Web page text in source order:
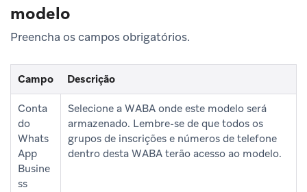
modelo
Preencha os campos obrigatórios.
Campo Descrição
Conta
do
Whats
App
Busine
ss
Selecione a WABA onde este modelo será
armazenado. Lembre-se de que todos os
grupos de inscrições e números de telefone
dentro desta WABA terão acesso ao modelo.